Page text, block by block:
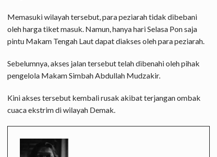
Memasuki wilayah tersebut, para peziarah tidak dibebani
oleh harga tiket masuk. Namun, hanya hari Selasa Pon saja
pintu Makam Tengah Laut dapat diakses oleh para peziarah.
Sebelumnya, akses jalan tersebut telah dibenahi oleh pihak
pengelola Makam Simbah Abdullah Mudzakir.
Kini akses tersebut kembali rusak akibat terjangan ombak
cuaca ekstrim di wilayah Demak.